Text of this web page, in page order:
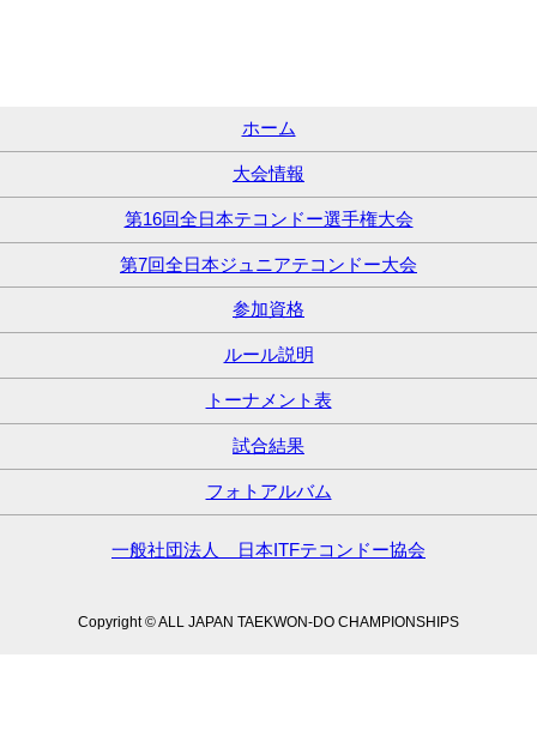
ホーム
大会情報
第16回全日本テコンドー選手権大会
第7回全日本ジュニアテコンドー大会
参加資格
ルール説明
トーナメント表
試合結果
フォトアルバム
一般社団法人 日本ITFテコンドー協会
Copyright © ALL JAPAN TAEKWON-DO CHAMPIONSHIPS